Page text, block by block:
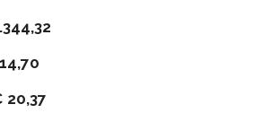
20,37